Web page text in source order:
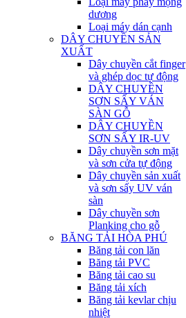
dương
Loại máy dán cạnh
DÂY CHUYỀN SẢN
XUẤT
Dây chuyền cắt finger
và ghép dọc tự động
DÂY CHUYỀN
SƠN SẤY VÁN
SÀN GỖ
DÂY CHUYỀN
SƠN SẤY IR-UV
Dây chuyền sơn mặt
và sơn cửa tự động
Dây chuyền sản xuất
và sơn sấy UV ván
sàn
Dây chuyền sơn
Planking cho gỗ
BĂNG TẢI HÒA PHÚ
Băng tải con lăn
Băng tải PVC
Băng tải cao su
Băng tải xích
Băng tải kevlar chịu
nhiệt